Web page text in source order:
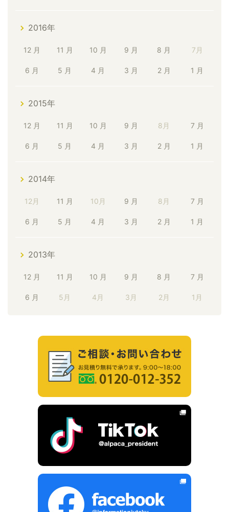
2016年
12 月 11 月 10 月 9 月 8 月 7月
6 月 5 月 4 月 3 月 2 月 1 月
2015年
12 月 11 月 10 月 9 月 8月 7 月
6 月 5 月 4 月 3 月 2 月 1 月
2014年
12月 11 月 10月 9 月 8月 7 月
6 月 5 月 4 月 3 月 2 月 1 月
2013年
12 月 11 月 10 月 9 月 8 月 7 月
6 月 5月 4月 3月 2月 1月